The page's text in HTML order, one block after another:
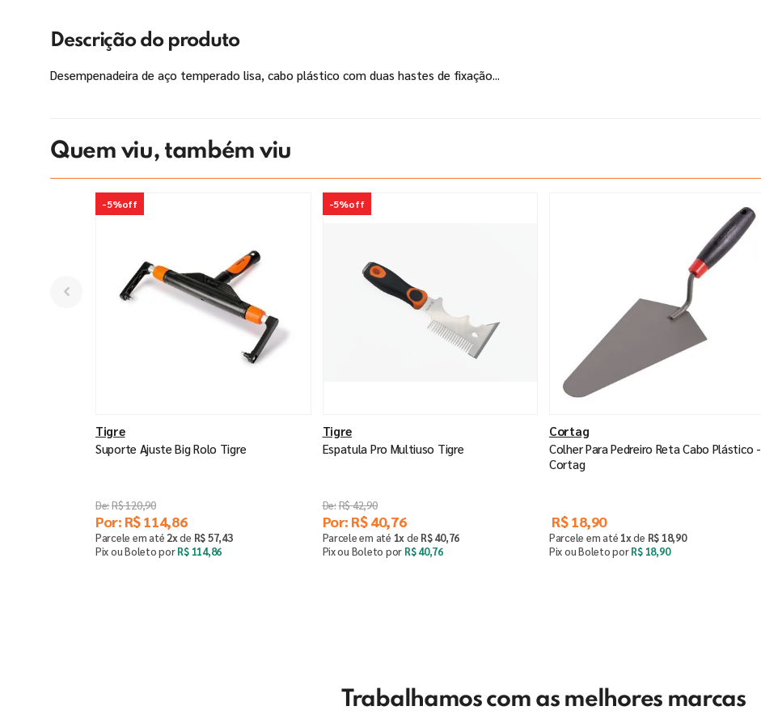
Descrição do produto
Desempenadeira de aço temperado lisa, cabo plástico com duas hastes de fixação...
Quem viu, também viu
-5%off
Tigre
Suporte Ajuste Big Rolo Tigre
R$120,90
Por: R$114,86
Parcele em até 2xde R$57,43
Pix ou Boleto porR$ 114,86
-5%off
Tigre
Espatula Pro Multiuso Tigre
R$42,90
Por: R$ 40,76
Parcele em até 1xde R$ 40,76
Pix ou Boleto por R$ 40,76
Cortag
Colher Para Pedreiro Reta Cabo Plástico -
Cortag
R$ 18,90
Parcele em até 1xde R$ 18,90
Pix ou Boleto porR$ 18,90
Trabalhamos com as melhores marcas